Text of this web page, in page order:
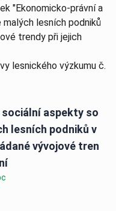
"Ekonomicko-právní a
lesních podniků
trendy při jejich
lesnického výzkumu č.
aspekty so
lesních podniků v
vývojové tren